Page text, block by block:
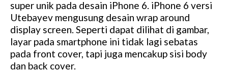
super unik pada desain iPhone 6. iPhone 6 versi
Utebayev mengusung desain wrap around
display screen. Seperti dapat dilihat di gambar,
layar pada smartphone ini tidak lagi sebatas
pada front cover, tapi juga mencakup sisi body
dan back cover.